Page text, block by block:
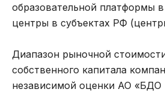
образовательной платформы
центры в субъектах РФ
Диапазон рыночной
собственного капитала
независимой оценки АО